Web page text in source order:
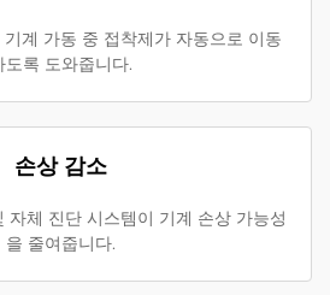
계 가동 중 접착제가 자동으로 이동
도록 도와줍니다.
손상 감소
자체 진단 시스템이 기계 손상 가능성
을 줄여줍니다.